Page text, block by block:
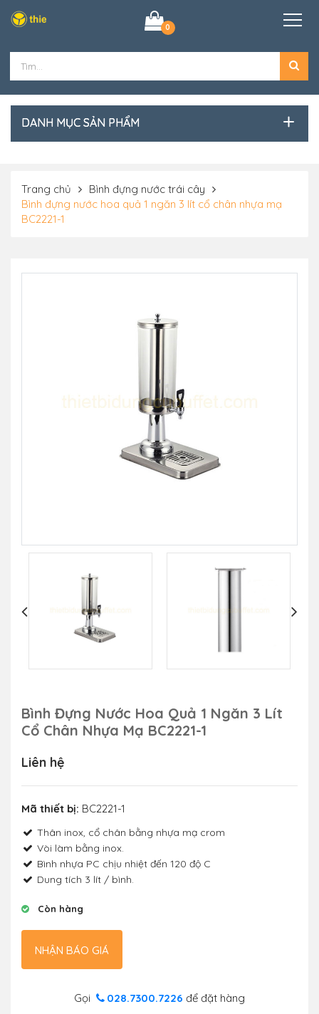
0
DANH MỤC SẢN PHẨM
Trang chủ
Bình đựng nước trái cây
Bình đựng nước hoa quả 1 ngăn 3 lít cổ chân nhựa mạ
BC2221-1
Bình Đựng Nước Hoa Quả 1 Ngăn 3 Lít
Cổ Chân Nhựa Mạ BC2221-1
Liên hệ
Mã thiết bị: BC2221-1
Thân inox, cổ chân bằng nhựa mạ crom
Vòi làm bằng inox.
Bình nhựa PC chịu nhiệt đến 120 độ C
Dung tích 3 lít / bình.
Còn hàng
NHẬN BÁO GIÁ
Gọi 028.7300.7226 để đặt hàng